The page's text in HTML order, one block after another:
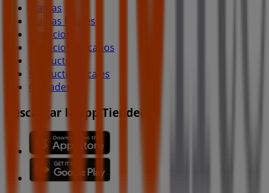
Marcas
Marcas locales
Negocios
Negocios cercanos
Productos
Productos locales
Ciudades
Descargar la app Tiendeo